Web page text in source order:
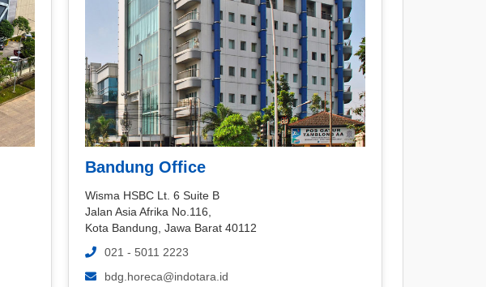
Bandung Office
Wisma HSBC Lt. 6 Suite B
Jalan Asia Afrika No.116,
Kota Bandung, Jawa Barat 40112
021 - 5011 2223
bdg.horeca@indotara.id